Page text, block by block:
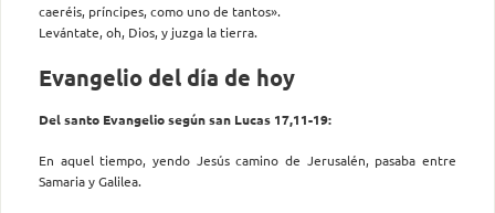
caeréis, príncipes, como uno de tantos».
Levántate, oh, Dios, y juzga la tierra.
Evangelio del día de hoy
Del santo Evangelio según san Lucas 17,11-19:
En aquel tiempo, yendo Jesús camino de Jerusalén, pasaba entre
Samaria y Galilea.